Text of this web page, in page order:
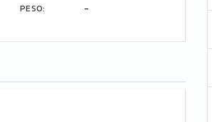
PESO: -